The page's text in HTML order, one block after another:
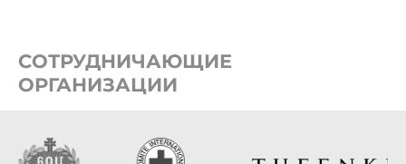
СОТРУДНИЧАЮЩИЕ
ОРГАНИЗАЦИИ